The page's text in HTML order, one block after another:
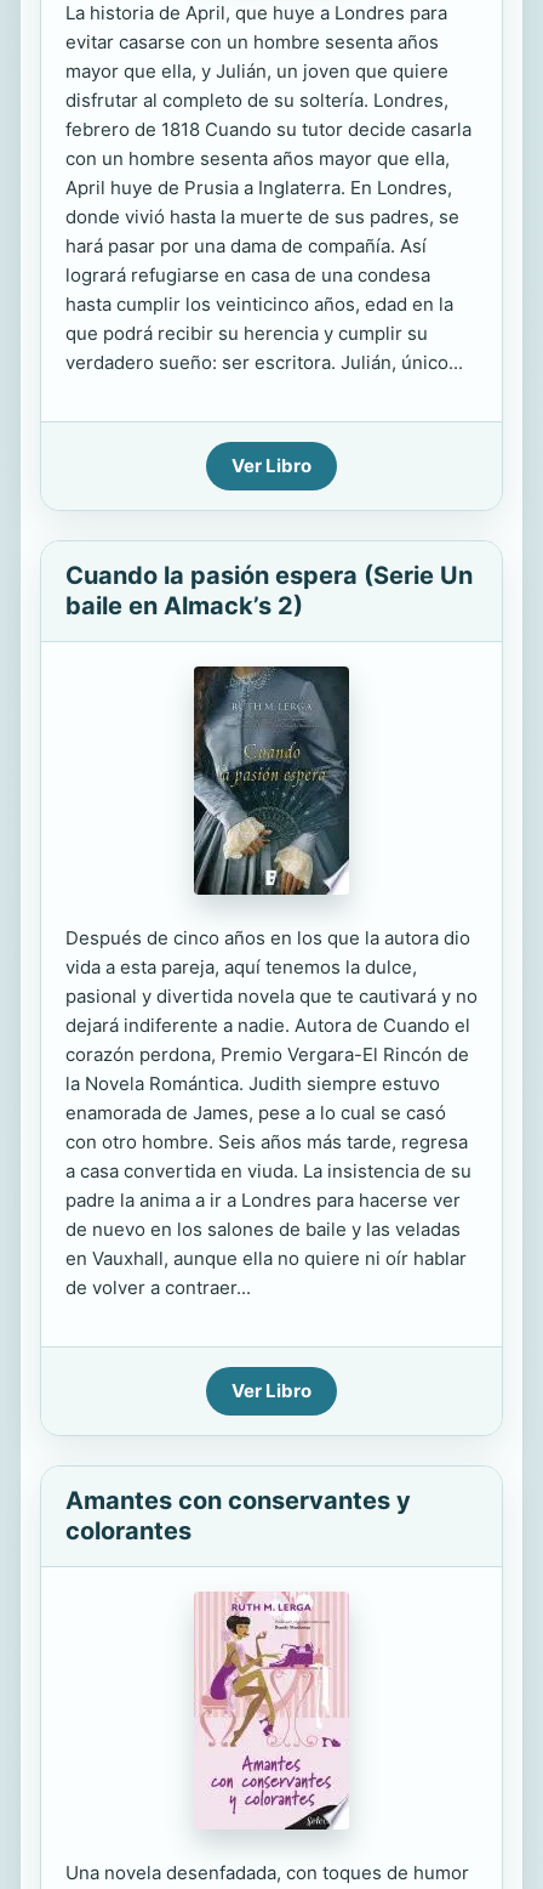
La historia de April, que huye a Londres para
evitar casarse con un hombre sesenta años
mayor que ella, y Julián, un joven que quiere
disfrutar al completo de su soltería. Londres,
febrero de 1818 Cuando su tutor decide casarla
con un hombre sesenta años mayor que ella,
April huye de Prusia a Inglaterra. En Londres,
donde vivió hasta la muerte de sus padres, se
hará pasar por una dama de compañía. Así
logrará refugiarse en casa de una condesa
hasta cumplir los veinticinco años, edad en la
que podrá recibir su herencia y cumplir su
verdadero sueño: ser escritora. Julián, único...
Ver Libro
Cuando la pasión espera (Serie Un
baile en Almack’s 2)
Después de cinco años en los que la autora dio
vida a esta pareja, aquí tenemos la dulce,
pasional y divertida novela que te cautivará y no
dejará indiferente a nadie. Autora de Cuando el
corazón perdona, Premio Vergara-El Rincón de
la Novela Romántica. Judith siempre estuvo
enamorada de James, pese a lo cual se casó
con otro hombre. Seis años más tarde, regresa
a casa convertida en viuda. La insistencia de su
padre la anima a ir a Londres para hacerse ver
de nuevo en los salones de baile y las veladas
en Vauxhall, aunque ella no quiere ni oír hablar
de volver a contraer...
Ver Libro
Amantes con conservantes y
colorantes
Una novela desenfadada, con toques de humor